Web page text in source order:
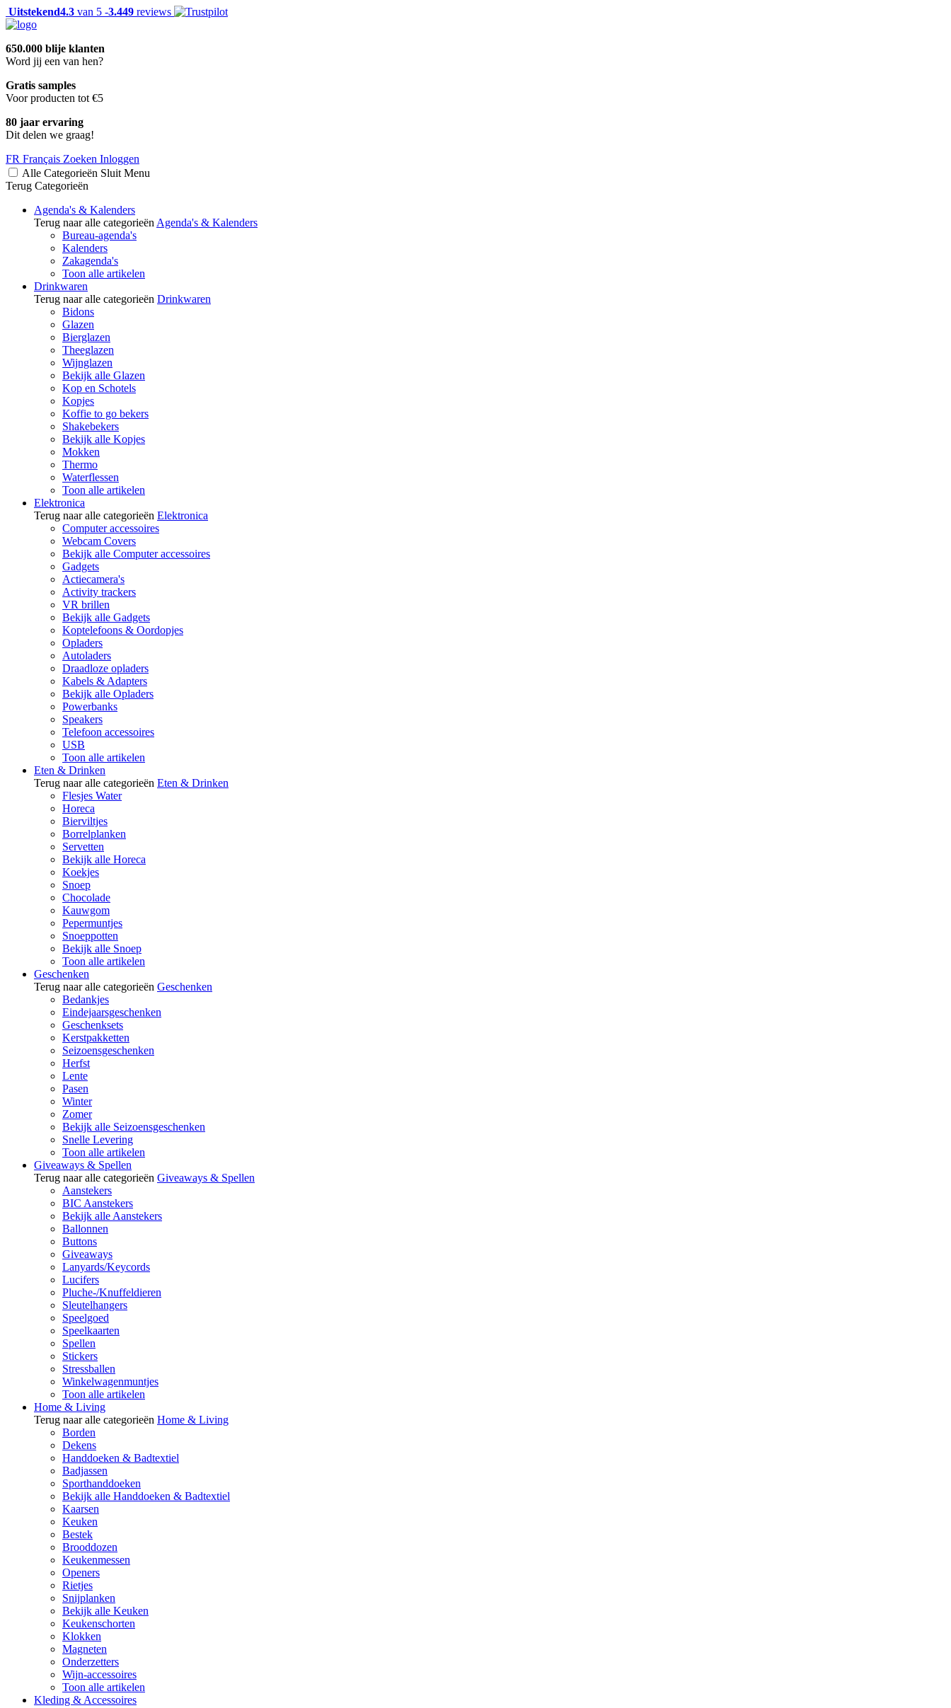
Uitstekend4.3 van 5 -3.449 reviews
650.000 blije klanten
Word jij een van hen?
Gratis samples
Voor producten tot €5
80 jaar ervaring
Dit delen we graag!
FR Français Zoeken Inloggen
Alle Categorieën Sluit Menu
Terug Categorieën
Agenda's & Kalenders
Terug naar alle categorieën Agenda's & Kalenders
Bureau-agenda's
Kalenders
Zakagenda's
Toon alle artikelen
Drinkwaren
Terug naar alle categorieën Drinkwaren
Bidons
Glazen
Bierglazen
Theeglazen
Wijnglazen
Bekijk alle Glazen
Kop en Schotels
Kopjes
Koffie to go bekers
Shakebekers
Bekijk alle Kopjes
Mokken
Thermo
Waterflessen
Toon alle artikelen
Elektronica
Terug naar alle categorieën Elektronica
Computer accessoires
Webcam Covers
Bekijk alle Computer accessoires
Gadgets
Actiecamera's
Activity trackers
VR brillen
Bekijk alle Gadgets
Koptelefoons & Oordopjes
Opladers
Autoladers
Draadloze opladers
Kabels & Adapters
Bekijk alle Opladers
Powerbanks
Speakers
Telefoon accessoires
USB
Toon alle artikelen
Eten & Drinken
Terug naar alle categorieën Eten & Drinken
Flesjes Water
Horeca
Bierviltjes
Borrelplanken
Servetten
Bekijk alle Horeca
Koekjes
Snoep
Chocolade
Kauwgom
Pepermuntjes
Snoeppotten
Bekijk alle Snoep
Toon alle artikelen
Geschenken
Terug naar alle categorieën Geschenken
Bedankjes
Eindejaarsgeschenken
Geschenksets
Kerstpakketten
Seizoensgeschenken
Herfst
Lente
Pasen
Winter
Zomer
Bekijk alle Seizoensgeschenken
Snelle Levering
Toon alle artikelen
Giveaways & Spellen
Terug naar alle categorieën Giveaways & Spellen
Aanstekers
BIC Aanstekers
Bekijk alle Aanstekers
Ballonnen
Buttons
Giveaways
Lanyards/Keycords
Lucifers
Pluche-/Knuffeldieren
Sleutelhangers
Speelgoed
Speelkaarten
Spellen
Stickers
Stressballen
Winkelwagenmuntjes
Toon alle artikelen
Home & Living
Terug naar alle categorieën Home & Living
Borden
Dekens
Handdoeken & Badtextiel
Badjassen
Sporthanddoeken
Bekijk alle Handdoeken & Badtextiel
Kaarsen
Keuken
Bestek
Brooddozen
Keukenmessen
Openers
Rietjes
Snijplanken
Bekijk alle Keuken
Keukenschorten
Klokken
Magneten
Onderzetters
Wijn-accessoires
Toon alle artikelen
Kleding & Accessoires